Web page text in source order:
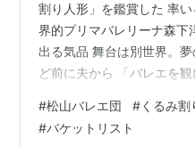
割り人形」を鑑賞した 率
界的プリマバレリーナ森下
出る気品 舞台は別世界。
ど前に夫から 「バレエを
「行きたい！」と熱烈希望
との一つがバレエを観るこ
#松山バレエ団 #くるみ割
#バケットリスト